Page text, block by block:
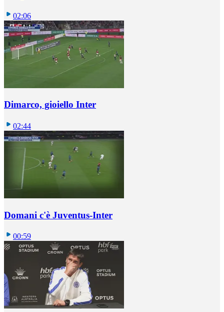
02:06
Dimarco, gioiello Inter
02:44
Domani c'è Juventus-Inter
00:59